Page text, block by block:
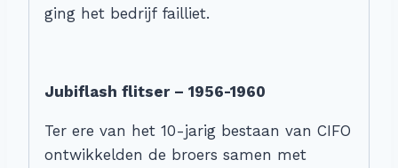
ging het bedrijf failliet.
Jubiflash flitser – 1956-1960
Ter ere van het 10-jarig bestaan van CIFO
ontwikkelden de broers samen met